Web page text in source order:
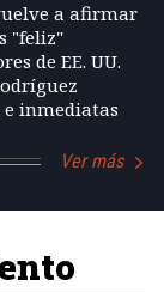
a afirmar
"feliz"
de EE. UU.
e inmediatas
Ver más